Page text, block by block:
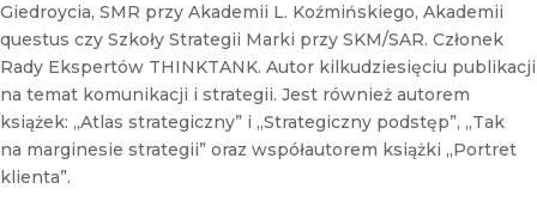
N
e
w
s
l
e
t
Giedroycia, SMR przy Akademii L. Koźmińskiego, Akademii
questus czy Szkoły Strategii Marki przy SKM/SAR. Członek
Rady Ekspertów THINKTANK. Autor kilkudziesięciu publikacji
na temat komunikacji i strategii. Jest również autorem
książek: „Atlas strategiczny” i „Strategiczny podstęp”, „Tak
na marginesie strategii” oraz współautorem książki „Portret
klienta”.